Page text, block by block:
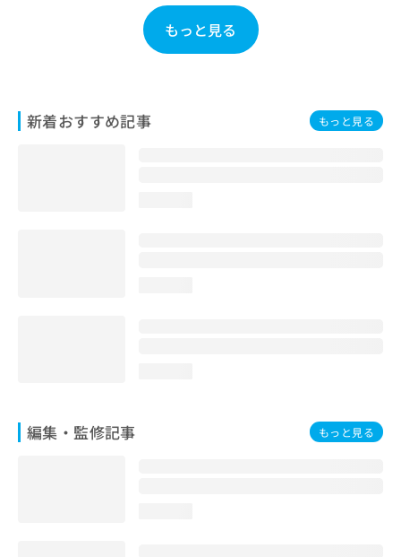
もっと見る
新着おすすめ記事 もっと見る
編集・監修記事 もっと見る
は